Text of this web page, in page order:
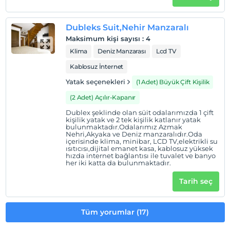
Tesis Akyaka Plajı'na 1,5 km, Akyaka Şehir Merkezi'ne 1
km, Dalaman Havaalanı'na ise 70 km uzaklıktadır.
Otel koşulları
En erken saat 14:00 ve sonrası
Evcil hayvan kabul edilmemektedir.
Odalarda sigara içilmez
Dubleks Suit,Nehir Manzaralı
Maksimum kişi sayısı : 4
Klima Deniz Manzarası
Lcd TV
Kablosuz İnternet
Yatak seçenekleri
(1 Adet) Büyük Çift Kişilik
(2 Adet) Açılır-Kapanır
Dublex şeklinde olan süit odalarımızda 1 çift
kişilik yatak ve 2 tek kişilik katlanır yatak
bulunmaktadır.Odalarımız Azmak
Nehri,Akyaka ve Deniz manzaralıdır.Oda
içerisinde klima, minibar, LCD TV,elektrikli su
ısıtıcısı,dijital emanet kasa, kablosuz yüksek
hızda internet bağlantısı ile tuvalet ve banyo
her iki katta da bulunmaktadır.
Tarih seç
Tüm yorumlar (17)